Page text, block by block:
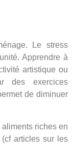
Le stress
Apprendre à
artistique ou
des exercices
de diminuer
riches en
articles sur les